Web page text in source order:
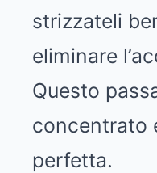
strizzateli
eliminare
Questo
concentrato
perfetta.